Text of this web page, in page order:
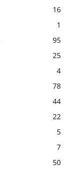
16
1
95
25
4
78
44
22
5
7
50